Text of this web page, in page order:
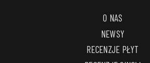
O NAS
NEWSY
RECENZJE PŁYT